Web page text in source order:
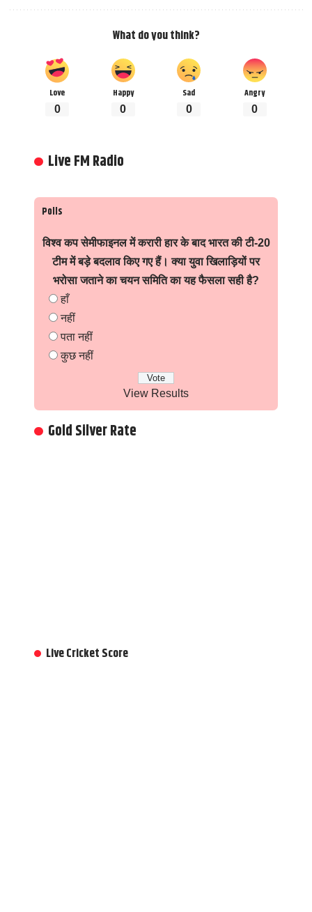
What do you think?
Love
0
Happy
0
Sad
0
Angry
0
Live FM Radio
Polls
विश्व कप सेमीफाइनल में करारी हार के बाद भारत की टी-20
टीम में बड़े बदलाव किए गए हैं। क्या युवा खिलाड़ियों पर
भरोसा जताने का चयन समिति का यह फैसला सही है?
हाँ
नहीं
पता नहीं
कुछ नहीं
View Results
Gold Silver Rate
Live Cricket Score